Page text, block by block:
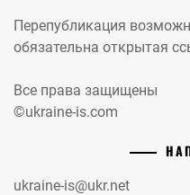
Перепубликация
обязательна открытая
Все права защищены
©ukraine-is.com
ukraine-is@ukr.net